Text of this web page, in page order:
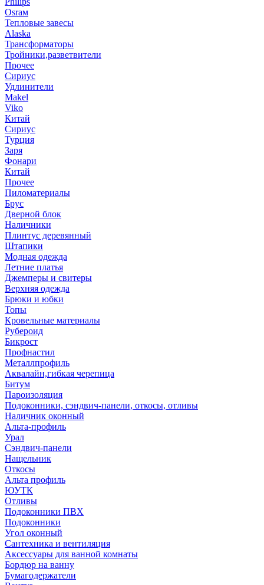
Оsrам
Тепловые завесы
Alaska
Трансформаторы
Тройники,разветвители
Прочее
Сириус
Удлинители
Makel
Viko
Китай
Сириус
Турция
Заря
Фонари
Китай
Прочее
Пиломатериалы
Брус
Дверной блок
Наличники
Плинтус деревянный
Штапики
Модная одежда
Летние платья
Джемперы и свитеры
Верхняя одежда
Брюки и юбки
Топы
Кровельные материалы
Рубероид
Бикрост
Профнастил
Металлпрофиль
Аквалайн,гибкая черепица
Битум
Пароизоляция
Подоконники, сэндвич-панели, откосы, отливы
Наличник оконный
Альта-профиль
Урал
Сэндвич-панели
Нащельник
Откосы
Альта профиль
ЮУТК
Отливы
Подоконники ПВХ
Подоконники
Угол оконный
Сантехника и вентиляция
Аксессуары для ванной комнаты
Бордюр на ванну
Бумагодержатели